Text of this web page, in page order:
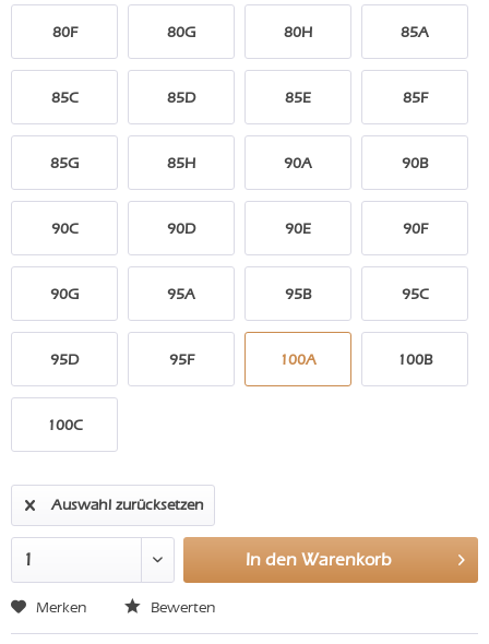
80F 80G 80H 85A
85C 85D 85E 85F
85G 85H 90A 90B
90C 90D 90E 90F
90G 95A 95B 95C
95D 95F 100A 100B
100C
Auswahl zurücksetzen
In den Warenkorb
Merken Bewerten